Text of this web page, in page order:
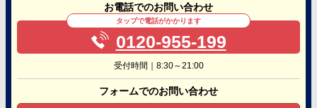
お電話でのお問い合わせ
タップで電話がかかります
0120-955-199
受付時間｜8:30～21:00
フォームでのお問い合わせ